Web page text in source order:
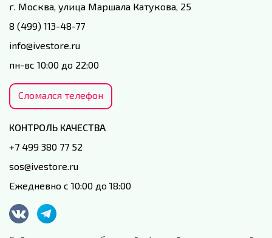
г. Москва, улица Маршала Катукова, 25
8 (499) 113-48-77
info@ivestore.ru
пн-вс 10:00 до 22:00
Сломался телефон
КОНТРОЛЬ КАЧЕСТВА
+7 499 380 77 52
sos@ivestore.ru
Ежедневно с 10:00 до 18:00